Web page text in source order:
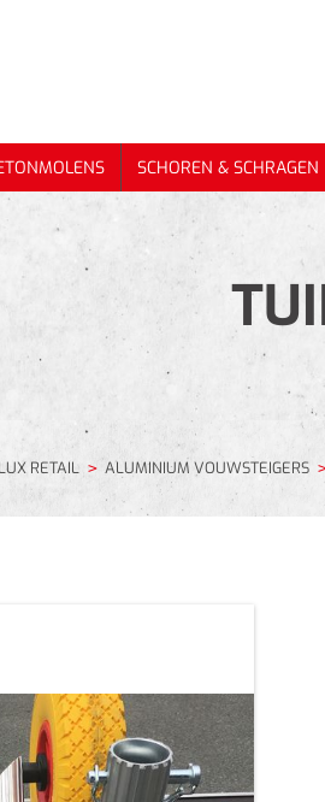
SCHOREN & SCHRAGEN
SCHOREN & SCHRAGEN
RETAIL ALUMINIUM VOUWSTEIGERS